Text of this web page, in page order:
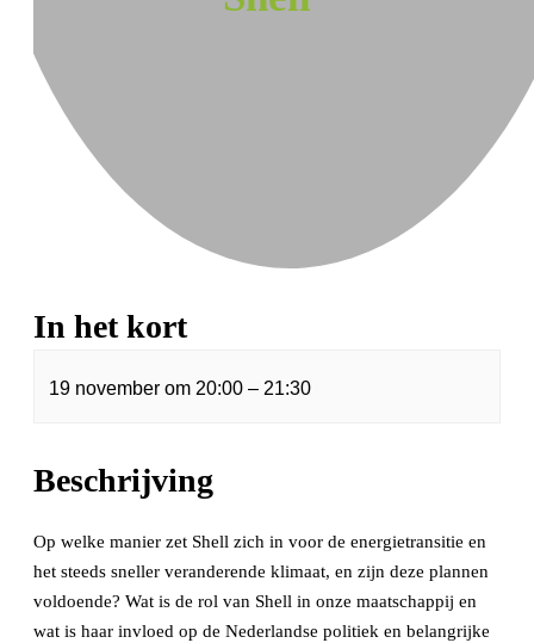
In het kort
19 november om 20:00 – 21:30
Beschrijving
Op welke manier zet Shell zich in voor de energietransitie en
het steeds sneller veranderende klimaat, en zijn deze plannen
voldoende? Wat is de rol van Shell in onze maatschappij en
wat is haar invloed op de Nederlandse politiek en belangrijke